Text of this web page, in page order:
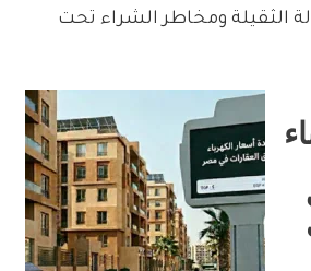
الثقيلة ومخاطر الشراء تحت